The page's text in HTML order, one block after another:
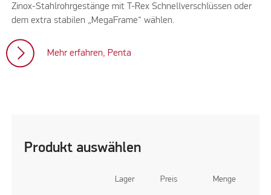
Zinox-Stahlrohrgestänge mit T-Rex Schnellverschlüssen oder
dem extra stabilen „MegaFrame“ wählen.
Mehr erfahren, Penta
Produkt auswählen
Lager Preis Menge